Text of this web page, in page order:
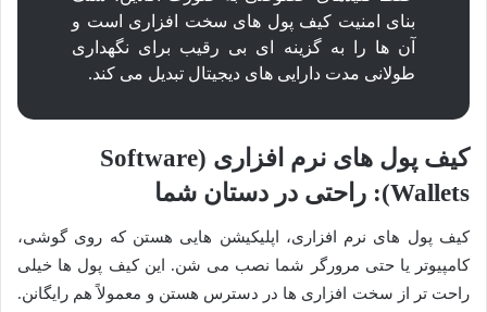
بنای امنیت کیف پول های سخت افزاری است و
آن ها را به گزینه ای بی رقیب برای نگهداری
طولانی مدت دارایی های دیجیتال تبدیل می کند.
کیف پول های نرم افزاری (Software
Wallets): راحتی در دستان شما
کیف پول های نرم افزاری، اپلیکیشن هایی هستن که روی گوشی،
کامپیوتر یا حتی مرورگر شما نصب می شن. این کیف پول ها خیلی
راحت تر از سخت افزاری ها در دسترس هستن و معمولاً هم رایگانن.